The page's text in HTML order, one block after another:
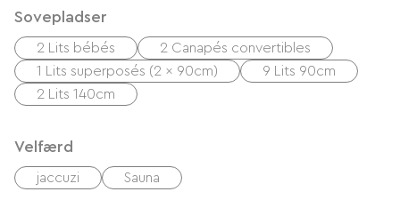
Sovepladser
2 Lits bébés
2 Canapés convertibles
1 Lits superposés (2 x 90cm)
9 Lits 90cm
2 Lits 140cm
Velfærd
jaccuzi Sauna